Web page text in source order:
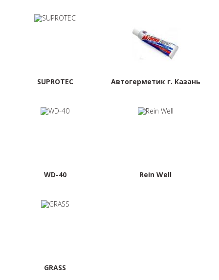
SUPROTEC Автогерметик г. Казань
WD-40 Rein Well
GRASS